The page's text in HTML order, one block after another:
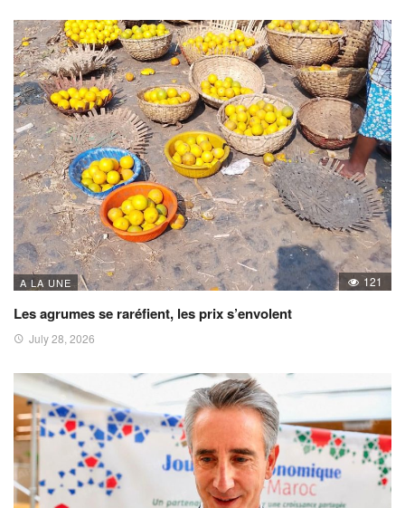
A LA UNE 121
Les agrumes se raréfient, les prix s’envolent
July 28, 2026